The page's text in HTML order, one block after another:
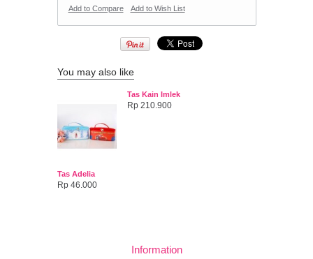
Add to Compare Add to Wish List
You may also like
Tas Adelia
Rp 46.000
Tas Kain Imlek
Rp 210.900
Information